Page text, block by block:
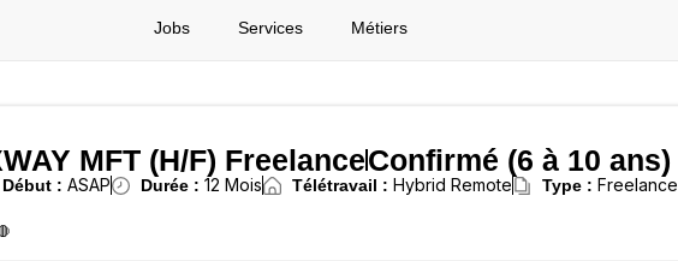
Jobs Services Métiers
MFT (H/F) FreelanceConfirmé (6 à 10 ans)
Début :ASAP Durée : 12 Mois Télétravail : Hybrid Remote Type : Freelance